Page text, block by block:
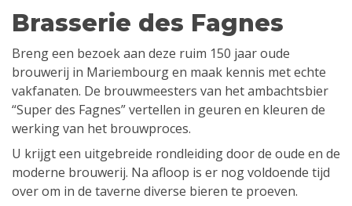
Brasserie des Fagnes
Breng een bezoek aan deze ruim 150 jaar oude
brouwerij in Mariembourg en maak kennis met echte
vakfanaten. De brouwmeesters van het ambachtsbier
“Super des Fagnes” vertellen in geuren en kleuren de
werking van het brouwproces.
U krijgt een uitgebreide rondleiding door de oude en de
moderne brouwerij. Na afloop is er nog voldoende tijd
over om in de taverne diverse bieren te proeven.